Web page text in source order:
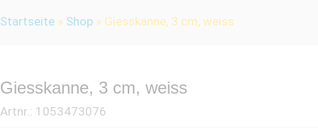
Startseite » Shop » Giesskanne, 3 cm, weiss
Giesskanne, 3 cm, weiss
Artnr.: 1053473076